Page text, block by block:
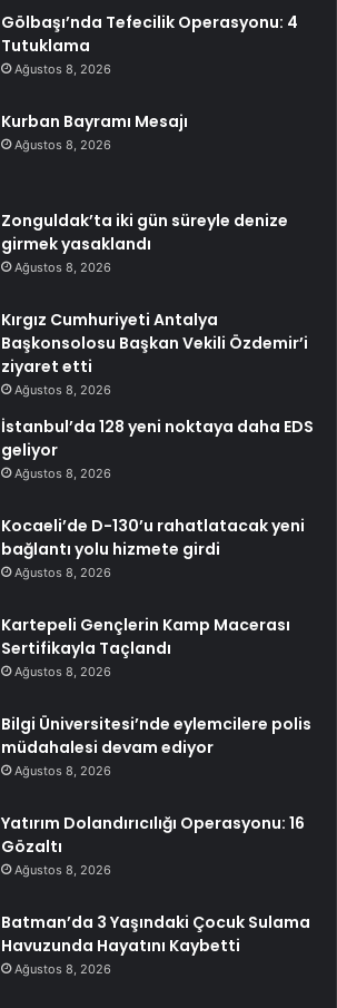
Gölbaşı’nda Tefecilik Operasyonu: 4
Tutuklama
Ağustos 8, 2026
Kurban Bayramı Mesajı
Ağustos 8, 2026
Zonguldak’ta iki gün süreyle denize
girmek yasaklandı
Ağustos 8, 2026
Kırgız Cumhuriyeti Antalya
Başkonsolosu Başkan Vekili Özdemir’i
ziyaret etti
Ağustos 8, 2026
İstanbul’da 128 yeni noktaya daha EDS
geliyor
Ağustos 8, 2026
Kocaeli’de D-130’u rahatlatacak yeni
bağlantı yolu hizmete girdi
Ağustos 8, 2026
Kartepeli Gençlerin Kamp Macerası
Sertifikayla Taçlandı
Ağustos 8, 2026
Bilgi Üniversitesi’nde eylemcilere polis
müdahalesi devam ediyor
Ağustos 8, 2026
Yatırım Dolandırıcılığı Operasyonu: 16
Gözaltı
Ağustos 8, 2026
Batman’da 3 Yaşındaki Çocuk Sulama
Havuzunda Hayatını Kaybetti
Ağustos 8, 2026